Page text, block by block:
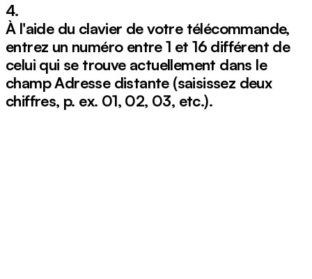
4.
À l'aide du clavier de votre télécommande,
entrez un numéro entre 1 et 16 différent de
celui qui se trouve actuellement dans le
champ Adresse distante (saisissez deux
chiffres, p. ex. 01, 02, 03, etc.).